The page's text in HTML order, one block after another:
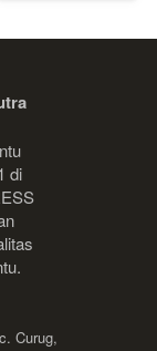
di
Curug,